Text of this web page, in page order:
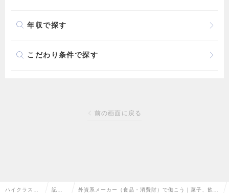
年収で探す
こだわり条件で探す
前の画面に戻る
ハイクラス求 記事 外資系メーカー（食品・消費財）で働こう｜菓子、飲